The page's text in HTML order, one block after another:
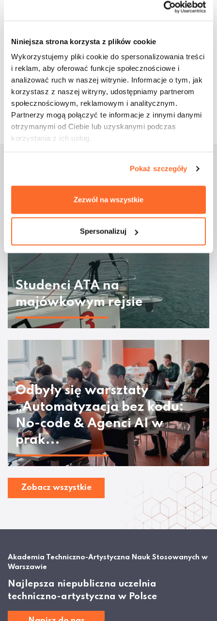
Niniejsza strona korzysta z plików cookie
Wykorzystujemy pliki cookie do spersonalizowania treści
i reklam, aby oferować funkcje społecznościowe i
analizować ruch w naszej witrynie. Informacje o tym, jak
korzystasz z naszej witryny, udostępniamy partnerom
społecznościowym, reklamowym i analitycznym.
Partnerzy mogą połączyć te informacje z innymi danymi
otrzymanymi od Ciebie lub uzyskanymi podczas
korzystania z ich usług.
Pokaż szczegóły
Zezwól na wszystkie
Spersonalizuj
Udostępnij wpis:
TwitterLinkedInPinterestEmail
10 marca 2025
Studenci ATA na
majówkowym rejsie
Odbyły się warsztaty
„Automatyzacja bez kodu:
No-code & Agenci AI w
prak...
Zobacz wszystkie
Akademia Techniczno-Artystyczna Nauk Stosowanych w
Warszawie
Najlepsza niepubliczna uczelnia
techniczno-artystyczna w Polsce